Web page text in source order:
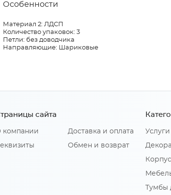
Особенности
Материал 2: ЛДСП
Количество упаковок: 3
Петли: без доводчика
Направляющие: Шариковые
сайта
компании Доставка и оплата
Обмен и возврат
Услуги
Тумбы